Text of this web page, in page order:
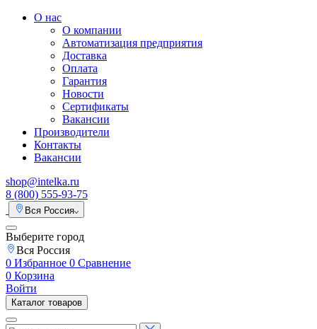
О нас
О компании
Автоматизация предприятия
Доставка
Оплата
Гарантия
Новости
Сертификаты
Вакансии
Производители
Контакты
Вакансии
shop@intelka.ru
8 (800) 555-93-75
Вся Россия
Выберите город
Вся Россия
0 Избранное 0 Сравнение
0 Корзина
Войти
Каталог товаров